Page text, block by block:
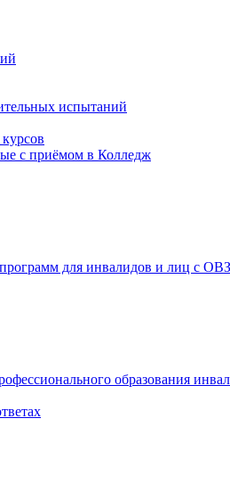
испытаний
с приёмом в Колледж
программ для инвалидов и лиц с
образования